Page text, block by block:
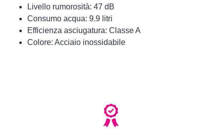
Livello rumorosità: 47 dB
Consumo acqua: 9.9 litri
Efficienza asciugatura: Classe A
Colore: Acciaio inossidabile